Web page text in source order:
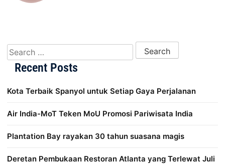
Search for:
Recent Posts
Kota Terbaik Spanyol untuk Setiap Gaya Perjalanan
Air India-MoT Teken MoU Promosi Pariwisata India
Plantation Bay rayakan 30 tahun suasana magis
Deretan Pembukaan Restoran Atlanta yang Terlewat Juli